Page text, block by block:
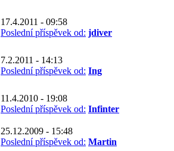
17.4.2011 - 09:58
Poslední příspěvek od: jdiver
7.2.2011 - 14:13
Poslední příspěvek od: Ing
11.4.2010 - 19:08
Poslední příspěvek od: Infinter
25.12.2009 - 15:48
Poslední příspěvek od: Martin